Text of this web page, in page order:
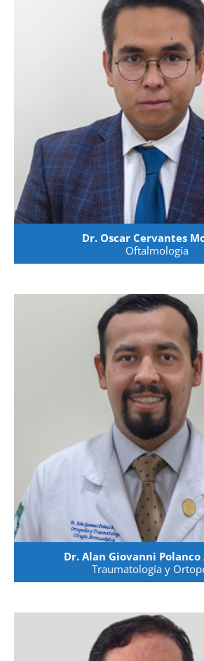
Dr. Oscar Cervantes
Oftalmología
Dr. Alan Giovanni
Traumatología y